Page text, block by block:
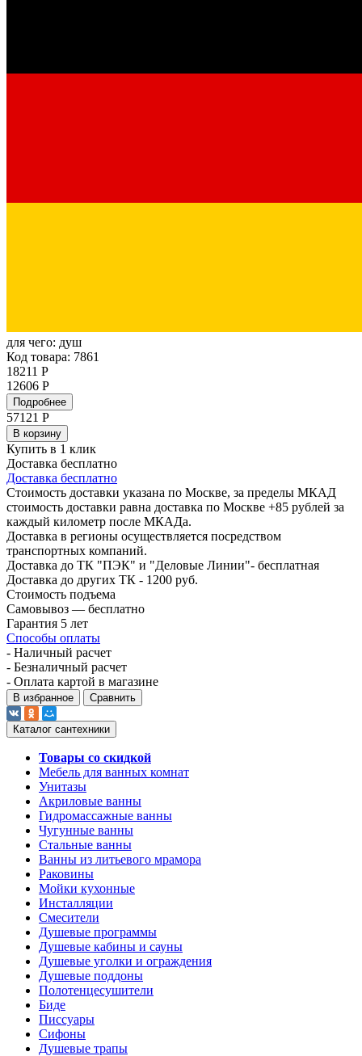
для чего: душ
Код товара: 7861
18211 Р
12606 Р
Подробнее
57121 Р
В корзину
Купить в 1 клик
Доставка бесплатно
Доставка бесплатно
Стоимость доставки указана по Москве, за пределы МКАД
стоимость доставки равна доставка по Москве +85 рублей за
каждый километр после МКАДа.
Доставка в регионы осуществляется посредством
транспортных компаний.
Доставка до ТК "ПЭК" и "Деловые Линии"- бесплатная
Доставка до других ТК - 1200 руб.
Стоимость подъема
Самовывоз — бесплатно
Гарантия 5 лет
Способы оплаты
- Наличный расчет
- Безналичный расчет
- Оплата картой в магазине
В избранное Сравнить
Каталог сантехники
Товары со скидкой
Мебель для ванных комнат
Унитазы
Акриловые ванны
Гидромассажные ванны
Чугунные ванны
Стальные ванны
Ванны из литьевого мрамора
Раковины
Мойки кухонные
Инсталляции
Смесители
Душевые программы
Душевые кабины и сауны
Душевые уголки и ограждения
Душевые поддоны
Полотенцесушители
Биде
Писсуары
Сифоны
Душевые трапы